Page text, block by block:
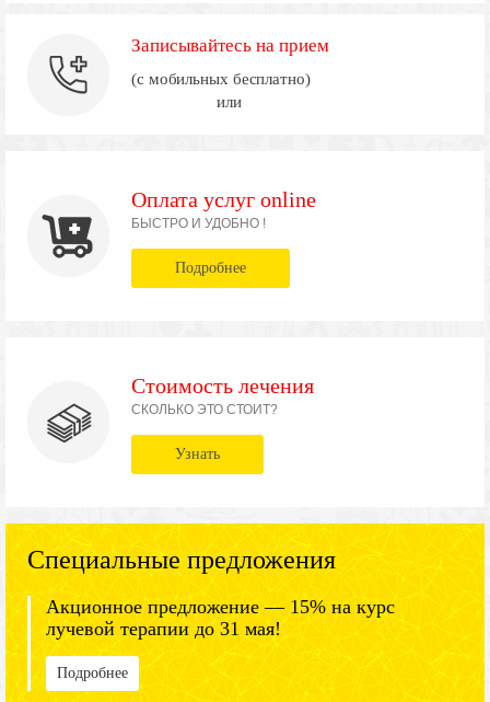
Записывайтесь на прием
(с мобильных бесплатно)
или
Оплата услуг online
БЫСТРО И УДОБНО !
Подробнее
Стоимость лечения
СКОЛЬКО ЭТО СТОИТ?
Узнать
Специальные предложения
Акционное предложение — 15% на курс
лучевой терапии до 31 мая!
Подробнее